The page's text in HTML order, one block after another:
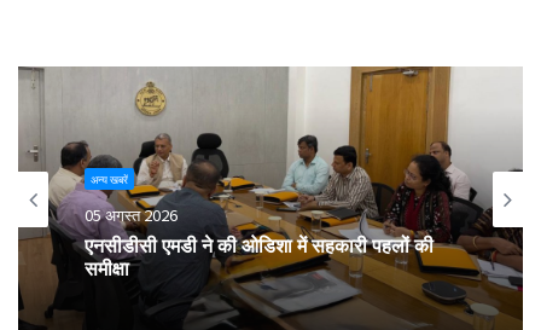
अन्य खबरें
05 अगस्त 2026
एनसीडीसी एमडी ने की ओडिशा में सहकारी पहलों की
समीक्षा